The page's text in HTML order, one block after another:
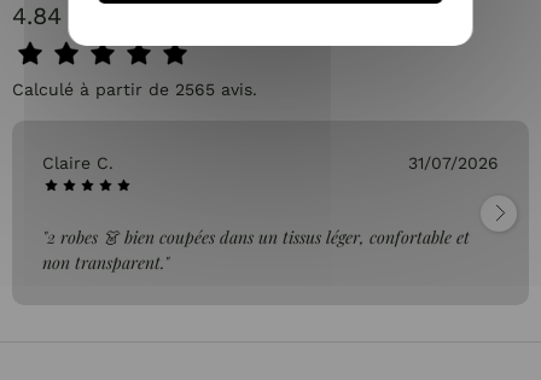
4.84 / 5
Calculé à partir de 2565 avis.
Claire C. 31/07/2026
"2 robes 👗 bien coupées dans un tissus léger, confortable et
non transparent."